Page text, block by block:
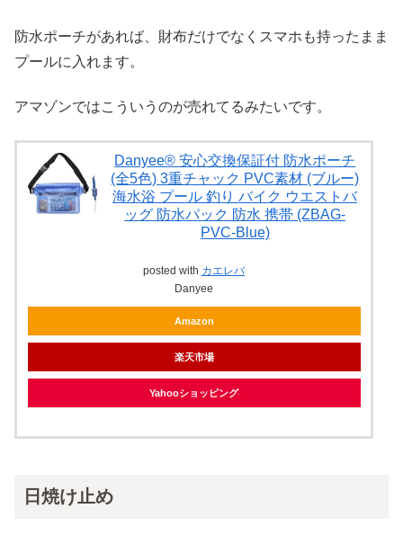
防水ポーチがあれば、財布だけでなくスマホも持ったまま
プールに入れます。
アマゾンではこういうのが売れてるみたいです。
Danyee® 安心交換保証付 防水ポーチ
(全5色) 3重チャック PVC素材 (ブルー)
海水浴 プール 釣り バイク ウエストバ
ッグ 防水パック 防水 携帯 (ZBAG-
PVC-Blue)
posted with カエレバ
Danyee
Amazon
楽天市場
Yahooショッピング
日焼け止め